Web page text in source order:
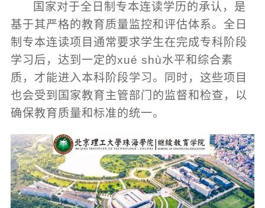
国家对于全日制专本连读学历的承认，是
基于其严格的教育质量监控和评估体系。全日
制专本连读项目通常要求学生在完成专科阶段
学习后，达到一定的xué shù水平和综合素
质，才能进入本科阶段学习。同时，这些项目
也会受到国家教育主管部门的监督和检查，以
确保教育质量和标准的统一。